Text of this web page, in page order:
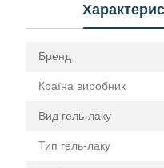
Бренд
Країна виробник
Вид гель-лаку
Тип гель-лаку